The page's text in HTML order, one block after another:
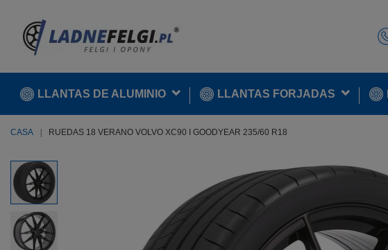
LLANTAS DE ALUMINIO LLANTAS FORJADAS
CASA RUEDAS 18 VERANO VOLVO XC90 I GOODYEAR 235/60 R18